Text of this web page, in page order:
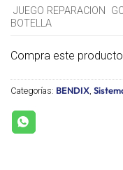
JUEGO REPARACION
BOTELLA
Compra este
Categorías: BENDIX